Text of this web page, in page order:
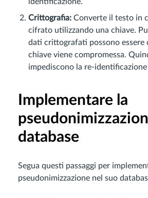
Crittografia: Converte il testo in
cifrato utilizzando una chiave.
dati crittografati possono essere
chiave viene compromessa.
impediscono la re-identificazione
Implementare la
database
Segua questi passaggi per
pseudonimizzazione nel suo